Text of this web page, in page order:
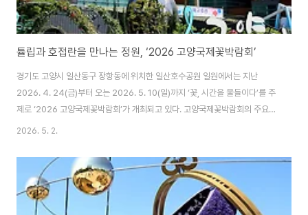
튤립과 호접란을 만나는 정원, ‘2026 고양국제꽃박람회’
경기도 고양시 일산동구 장항동에 위치한 일산호수공원 일원에서는 지난
2026. 4. 24(금)부터 오는 2026. 5. 10(일)까지 ‘꽃, 시간을 물들이다’를 주
제로 ‘2026 고양국제꽃박람회’가 개최되고 있다. 고양국제꽃박람회의 주요
행사로는 야외 화훼전시를 비롯하여 실내 화훼전시ㆍ글로벌 화예작가 작품전
성되어 있다. 이번 고양국제꽃박람회는 단순 전시 중심에서 벗어나 체험과 휴
식ㆍ문화 요소를 결합한 복합형 축제라고 하며, 국내ㆍ외 25개국 200여개 화
훼기관·유통 에이전시ㆍ협회 등이 참여하였다고 한다. 꽃박람회 관람시간은
09:00~19:00(입장 마감시간 17:30)까지이며, 입장료는 일반 15,000원 어
2026. 5. 2.